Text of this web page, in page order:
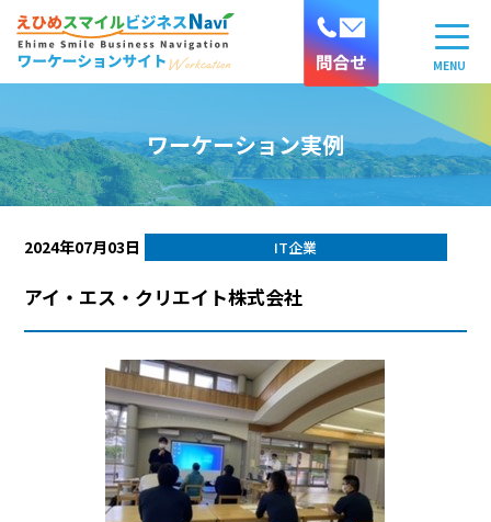
ワーケーション実例
2024年07月03日 IT企業
アイ・エス・クリエイト株式会社